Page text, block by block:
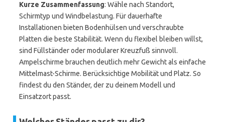
Kurze Zusammenfassung: Wähle nach Standort,
Schirmtyp und Windbelastung. Für dauerhafte
Installationen bieten Bodenhülsen und verschraubte
Platten die beste Stabilität. Wenn du flexibel bleiben willst,
sind Füllständer oder modularer Kreuzfuß sinnvoll.
Ampelschirme brauchen deutlich mehr Gewicht als einfache
Mittelmast-Schirme. Berücksichtige Mobilität und Platz. So
findest du den Ständer, der zu deinem Modell und
Einsatzort passt.